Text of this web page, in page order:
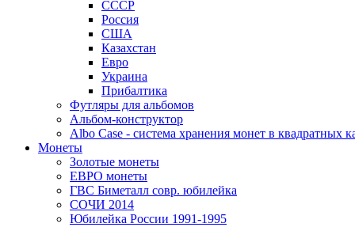
СССР
Россия
США
Казахстан
Евро
Украина
Прибалтика
Футляры для альбомов
Альбом-конструктор
Albo Case - система хранения монет в квадратных
Монеты
Золотые монеты
ЕВРО монеты
ГВС Биметалл совр. юбилейка
СОЧИ 2014
Юбилейка России 1991-1995